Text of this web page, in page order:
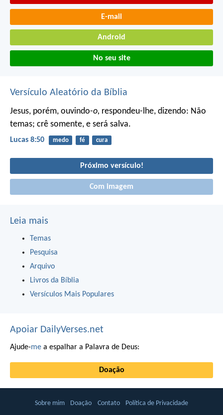
E-mail
Android
No seu site
Versículo Aleatório da Bíblia
Jesus, porém, ouvindo-o, respondeu-lhe, dizendo: Não
temas; crê somente, e será salva.
Lucas 8:50 medo fé cura
Próximo versículo!
Com imagem
Leia mais
Temas
Pesquisa
Arquivo
Livros da Bíblia
Versículos Mais Populares
Apoiar DailyVerses.net
Ajude-me a espalhar a Palavra de Deus:
Doação
Sobre mim Doação Contato Política de Privacidade